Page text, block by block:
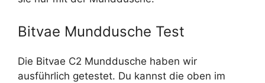
Bitvae Munddusche Test
Die Bitvae C2 Munddusche haben wir
ausführlich getestet. Du kannst die oben im